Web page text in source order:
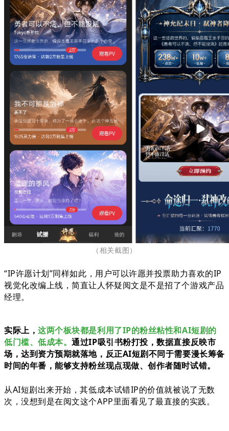
（相关截图）
“IP许愿计划”同样如此，用户可以许愿并投票助力喜欢的IP
视觉化改编上线，简直让人怀疑阅文是不是招了个游戏产品
经理。
实际上，这两个板块都是利用了IP的粉丝粘性和AI短剧的
低门槛、低成本。通过IP吸引书粉打投，数据直接反映市
场，达到资方预期就落地，反正AI短剧不同于需要漫长筹备
时间的年番，能够支持粉丝现点现做、创作者随时试错。
从AI短剧出来开始，其低成本试错IP的价值就被说了无数
次，没想到是在阅文这个APP里面看见了最直接的实践。